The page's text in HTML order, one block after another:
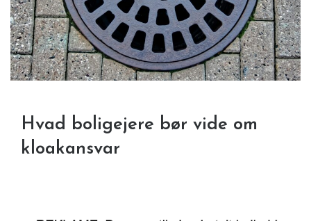
Hvad boligejere bør vide om
kloakansvar